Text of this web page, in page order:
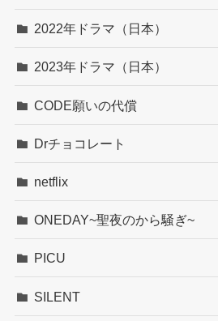
2022年ドラマ（日本）
2023年ドラマ（日本）
CODE願いの代償
Drチョコレート
netflix
ONEDAY~聖夜のから騒ぎ~
PICU
SILENT